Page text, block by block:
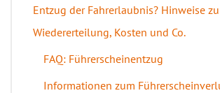
Entzug der Fahrerlaubnis? Hinweise
Wiedererteilung, Kosten und Co.
FAQ: Führerscheinentzug
Informationen zum